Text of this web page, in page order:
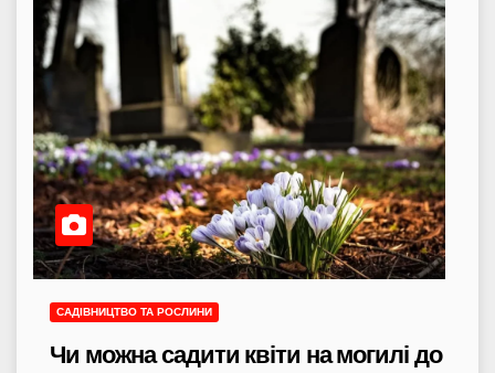
САДІВНИЦТВО ТА РОСЛИНИ
Чи можна садити квіти на могилі до